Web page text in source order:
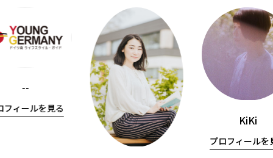
--
フィールを見る
KiKi
プロフィールを